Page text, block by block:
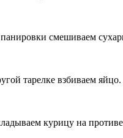
смешиваем
тарелке взбиваем
курицу на